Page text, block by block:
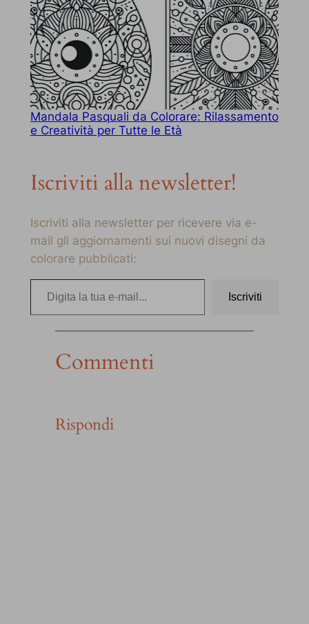
Mandala Pasquali da Colorare: Rilassamento
e Creatività per Tutte le Età
Iscriviti alla newsletter!
Iscriviti alla newsletter per ricevere via e-
mail gli aggiornamenti sui nuovi disegni da
colorare pubblicati:
Digita la tua e-mail…
Iscriviti
Commenti
Rispondi